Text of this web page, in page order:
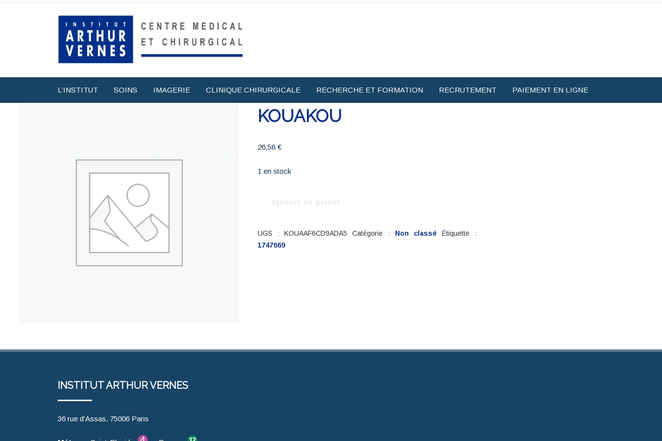
L’INSTITUT SOINS IMAGERIE CLINIQUE CHIRURGICALE RECHERCHE ET FORMATION RECRUTEMENT PAIEMENT EN LIGNE
KOUAKOU
26,58 €
1 en stock
Ajouter au panier
UGS :KOUAAF6CD9ADA5 Catégorie : Non classé
Étiquette :
1747669
INSTITUT ARTHUR VERNES
36 rue d’Assas, 75006 Paris